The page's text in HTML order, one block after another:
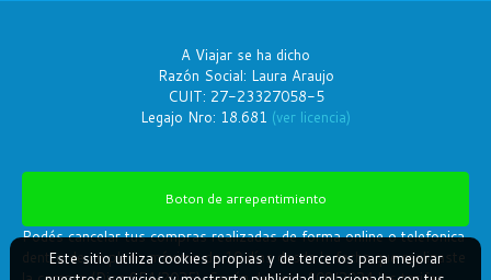
A Viajar se ha dicho
Razón Social: Laura Araujo
CUIT: 27-23327058-5
Legajo Nro: 18.681 (ver licencia)
Boton de arrepentimiento
Podés cancelar tus compras realizadas de forma online o telefonica
dentro de un plazo máximo de 10 días desde la fecha que realizaste
Este sitio utiliza cookies propias y de terceros para mejorar